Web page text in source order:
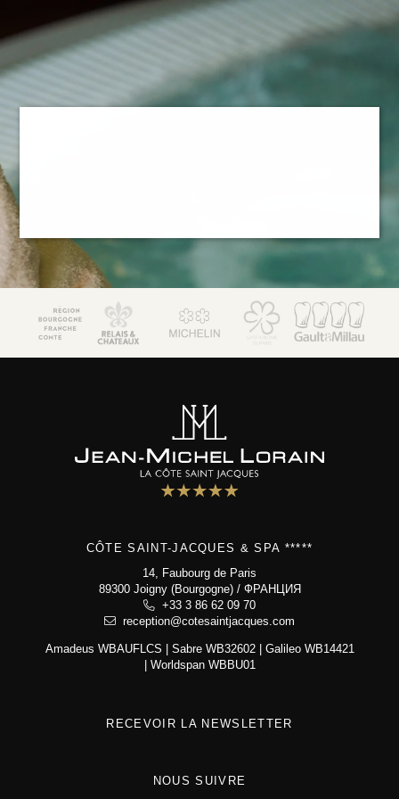
CÔTE SAINT-JACQUES & SPA *****
14, Faubourg de Paris
89300 Joigny (Bourgogne) / ФРАНЦИЯ
+33 3 86 62 09 70
reception@cotesaintjacques.com
Amadeus WBAUFLCS | Sabre WB32602 | Galileo WB14421
| Worldspan WBBU01
RECEVOIR LA NEWSLETTER
NOUS SUIVRE
отель 5*
Семейный дом
фотогалерея
Côte Saint-Jacques & Spa *****
14, Faubourg de Paris
89300 Joigny (Bourgogne)
+33 3 86 62 09 70
reception@cotesaintjacques.com